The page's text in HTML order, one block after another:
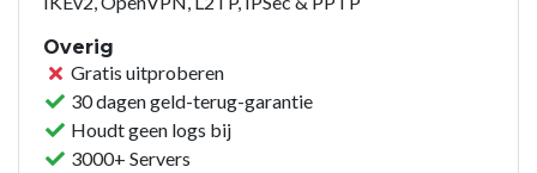
Overig
Gratis uitproberen
30 dagen geld-terug-garantie
Houdt geen logs bij
3000+ Servers